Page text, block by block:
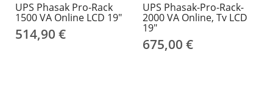
UPS Phasak Pro-Rack
1500 VA Online LCD 19"
514,90 €
UPS Phasak-Pro-Rack-
2000 VA Online, Tv LCD
19"
675,00 €